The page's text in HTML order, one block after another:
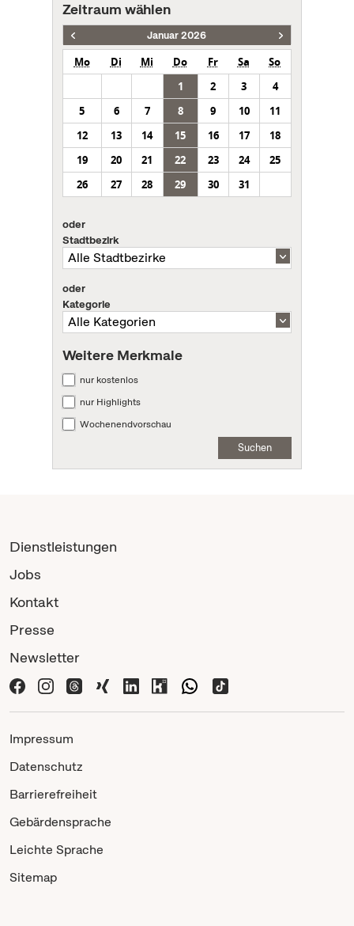
Zeitraum wählen
Januar 2026
Mo Di Mi Do Fr Sa
So
1
2 3
4
5
6 7 8 9 10
11
12
13 14 15 16 17
18
19
20 21 22 23 24
25
26
27 28 29 30 31
oder
Stadtbezirk
oder
Kategorie
Weitere Merkmale
nur kostenlos
nur Highlights
Wochenendvorschau
Suchen
Dienstleistungen
Jobs
Kontakt
Presse
Newsletter
Impressum
Datenschutz
Barrierefreiheit
Gebärdensprache
Leichte Sprache
Sitemap